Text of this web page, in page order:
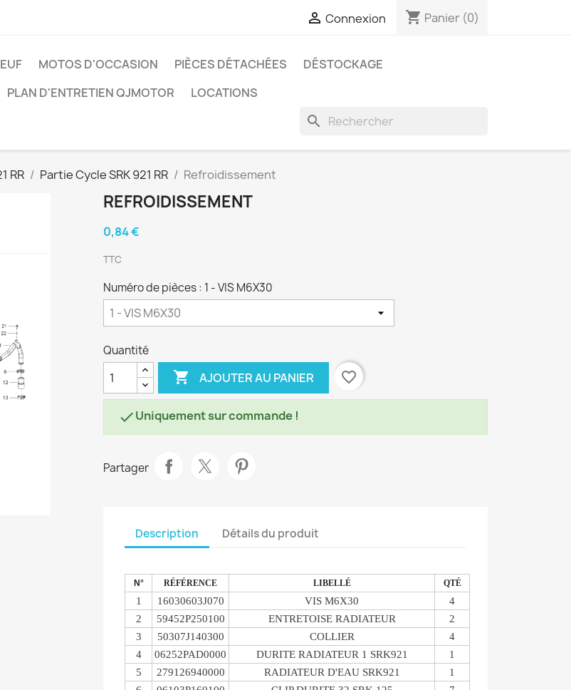
 Connexion shopping_cart Panier (0)
MOTOS D'OCCASION PIÈCES DÉTACHÉES
DÉSTOCKAGE
PLAN D'ENTRETIEN QJMOTOR LOCATIONS
search
RR Partie Cycle SRK 921 RR Refroidissement
REFROIDISSEMENT
0,84 €
TTC
Numéro de pièces : 1 - VIS M6X30
Quantité
 AJOUTER AU PANIER favorite_border
Uniquement sur commande !
Partager
Description Détails du produit
N° RÉFÉRENCE LIBELLÉ QTÉ
1 16030603J070 VIS M6X30
4
2
59452P250100 ENTRETOISE RADIATEUR
2
3
50307J140300 COLLIER
4
4
06252PAD0000 DURITE RADIATEUR 1 SRK921
1
5
279126940000 RADIATEUR D'EAU SRK921
1